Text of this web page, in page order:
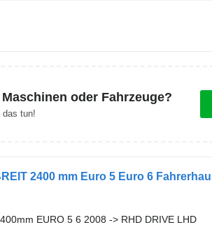
oder Fahrzeuge?
das tun!
2400 mm Euro 5 Euro 6
EURO 5 6 2008 -> RHD DRIVE LHD